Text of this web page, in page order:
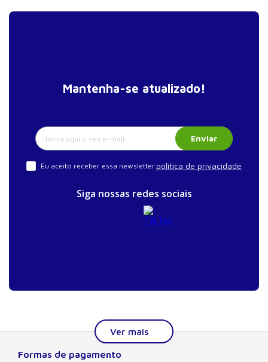
Mantenha-se atualizado!
Enviar
Eu aceito receber essa newsletter.política de privacidade
Siga nossas redes sociais
Formas de pagamento